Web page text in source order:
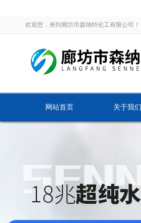
欢迎您，来到廊坊市森纳特化工有限公司！
网站首页 关于我们